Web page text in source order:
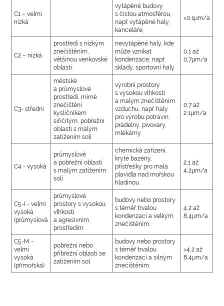
C1 – velmi
nízká
vytápěné budovy
s čistou atmosférou,
např. vytápěné haly,
kanceláře,
<0,1µm/a
C2 – nízká
prostředí s nízkým
znečištěním,
většinou venkovské
oblasti.
nevytápěné haly, kde
může vznikat
kondenzace, např.
sklady, sportovní haly.
0,1 až
0,7µm/a
C3- střední
městské
a průmyslové
prostředí, mírné
znečištění
kysličníkem
siřičitým, pobřežní
oblasti s malým
zatížením solí
výrobní prostory
s vysokou vlhkostí
a malým znečištěním
vzduchu, např. haly
pro výrobu potravin,
prádelny, pivovary,
mlékárny.
0,7 až
2,1µm/a
C4 - vysoká
průmyslové
a pobřežní oblasti
s malým zatížením
solí
chemická zařízení,
kryté bazény,
přístřešky pro malá
plavidla nad mořskou
hladinou.
2,1 až
4,2µm/a
C5-I - velmi
vysoká
(průmyslová
průmyslové
prostory s vysokou
vlhkostí
a agresivním
prostředím
budovy nebo prostory
s téměř trvalou
kondenzací a velkým
znečištěním.
4,2 až
8,4µm/a
C5-M -
velmi
vysoká
(přímořská)
pobřežní nebo
příbřežní oblasti se
zatížením sol
budovy nebo prostory
s téměř trvalou
kondenzací a silným
znečištěním.
>4,2 až
8,4µm/a